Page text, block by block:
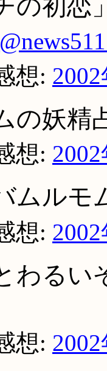
の初恋
想:
の妖精
想:
ムルモ
想:
わるい
想: